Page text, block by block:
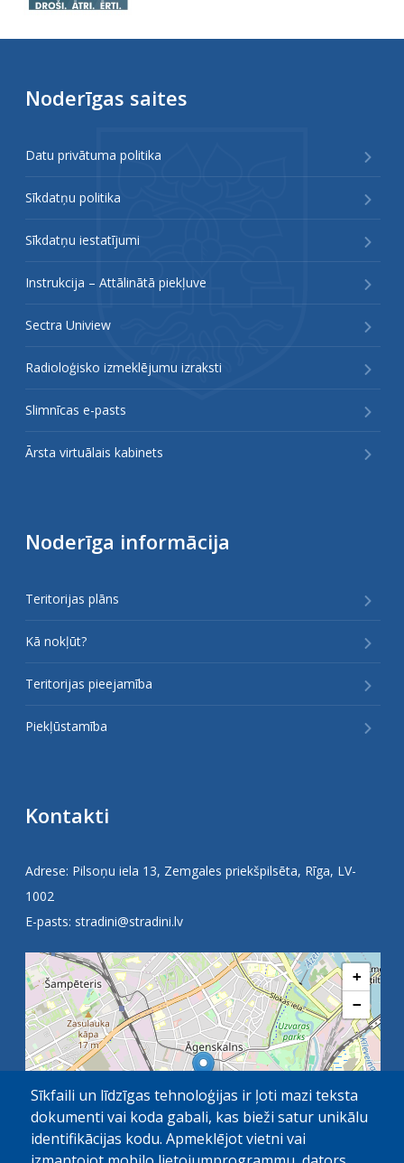
Noderīgas saites
Datu privātuma politika
Sīkdatņu politika
Sīkdatņu iestatījumi
Instrukcija – Attālinātā piekļuve
Sectra Uniview
Radioloģisko izmeklējumu izraksti
Slimnīcas e-pasts
Ārsta virtuālais kabinets
Noderīga informācija
Teritorijas plāns
Kā nokļūt?
Teritorijas pieejamība
Piekļūstamība
Kontakti
Adrese: Pilsoņu iela 13, Zemgales priekšpilsēta, Rīga, LV-
1002
E-pasts: stradini@stradini.lv
+
−
Sīkfaili un līdzīgas tehnoloģijas ir ļoti mazi teksta
dokumenti vai koda gabali, kas bieži satur unikālu
identifikācijas kodu. Apmeklējot vietni vai